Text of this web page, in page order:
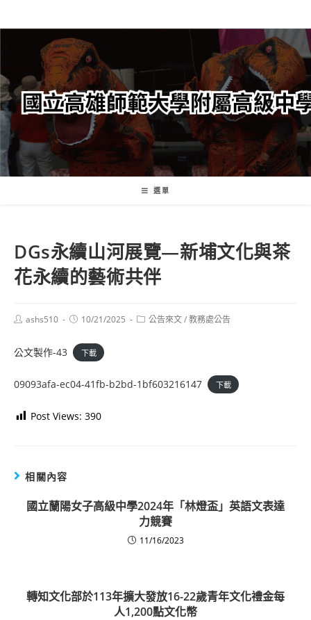
轉
要
內
容
選單
DGs永續山河展覽—新埔文化與茶
花永續的藝術共伴
Postashs510
Post10/21/2025
Post公告來文/教務處公告
公文製作-43 下載
09093afa-ec04-41fb-b2bd-1bf603216147 下載
Post Views: 390
相關內容
國立蘭陽女子高級中學2024年「林燈盃」英語文表達
力競賽
11/16/2023
轉知文化部於113年擴大發放16-22歲青年文化禮金每
人1,200點文化幣